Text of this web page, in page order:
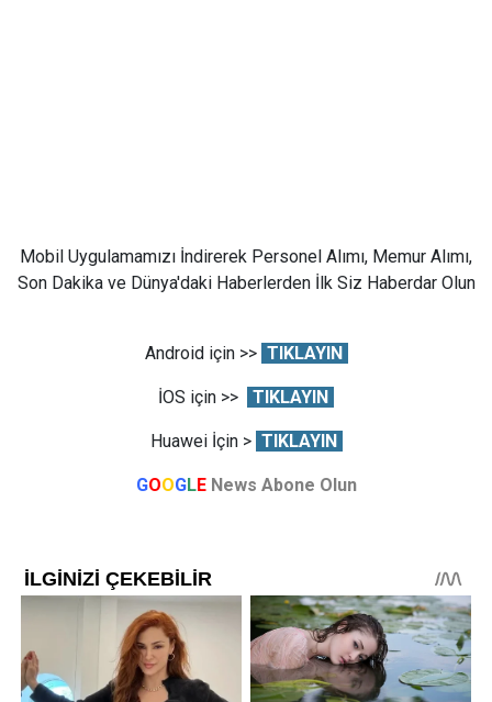
Mobil Uygulamamızı İndirerek Personel Alımı, Memur Alımı,
Son Dakika ve Dünya'daki Haberlerden İlk Siz Haberdar Olun
Android için >> TIKLAYIN
İOS için >> TIKLAYIN
Huawei İçin > TIKLAYIN
GOOGLE News Abone Olun